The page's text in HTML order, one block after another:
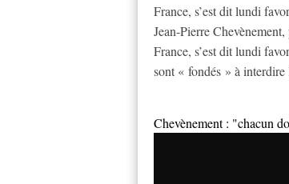
France, s’est dit lundi
Jean-Pierre
France, s’est dit lundi
sont « fondés » à
Chevènement : "chacun